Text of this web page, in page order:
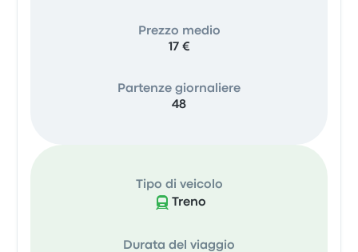
Prezzo medio
17 €
Partenze giornaliere
48
Tipo di veicolo
Treno
Durata del viaggio